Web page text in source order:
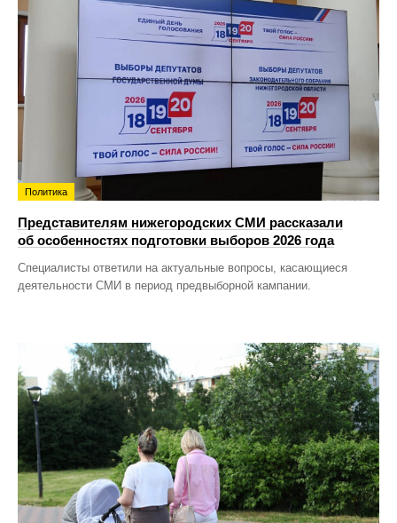
Политика
Представителям нижегородских СМИ рассказали
об особенностях подготовки выборов 2026 года
Специалисты ответили на актуальные вопросы, касающиеся
деятельности СМИ в период предвыборной кампании.